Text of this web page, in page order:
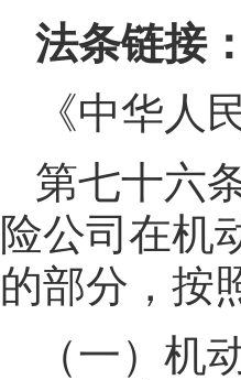
法条链接：
《中华人
第七十六
险公司在机
的部分，按
（一）机